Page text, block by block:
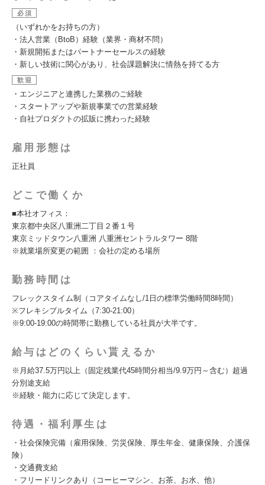
必須
（いずれかをお持ちの方）
・法人営業（BtoB）経験（業界・商材不問）
・新規開拓またはパートナーセールスの経験
・新しい技術に関心があり、社会課題解決に情熱を持てる方
歓迎
・エンジニアと連携した業務のご経験
・スタートアップや新規事業での営業経験
・自社プロダクトの拡販に携わった経験
雇用形態は
正社員
どこで働くか
■本社オフィス：
東京都中央区八重洲二丁目２番１号
東京ミッドタウン八重洲 八重洲セントラルタワー 8階
※就業場所変更の範囲 ：会社の定める場所
勤務時間は
フレックスタイム制（コアタイムなし/1日の標準労働時間8時間）
※フレキシブルタイム（7:30-21:00）
※9:00-19:00の時間帯に勤務している社員が大半です。
給与はどのくらい貰えるか
※月給37.5万円以上（固定残業代45時間分相当/9.9万円～含む）超過
分別途支給
※経験・能力に応じて決定します。
待遇・福利厚生は
・社会保険完備（雇用保険、労災保険、厚生年金、健康保険、介護保
険）
・交通費支給
・フリードリンクあり（コーヒーマシン、お茶、お水、他）